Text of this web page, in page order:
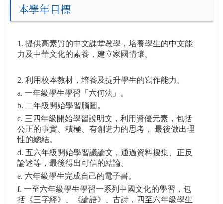
本學年目標
1. 提供高素質的中文課堂教學，培養學生的中文能
力及中華文化的素養，建立家國情懷。
2. 利用校本教材，培養及提升學生的寫作能力。
a. 一年級學生學習「六何法」。
b. 二年級開始學習腦圖。
c. 三四年級開始學習說明文，利用資優元素，包括
公正的事實、積極、有創造力的思考， 最後做出理
性的總結。
d. 五六年級開始學習議論文，通過資料搜集、正反
論述等，最後得出可信的結論。
e. 六年級學生完成自己的電子書。
f. 一至六年級學生學習一系列中國文化的學習，包
括《三字經》、《論語》、古詩，四至六年級學生